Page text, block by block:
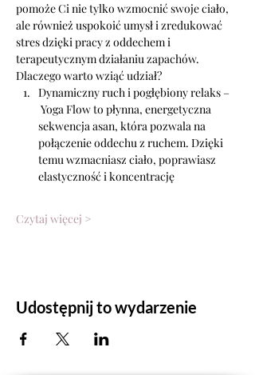
pomoże Ci nie tylko wzmocnić swoje ciało,
ale również uspokoić umysł i zredukować
stres dzięki pracy z oddechem i
terapeutycznym działaniu zapachów.
Dlaczego warto wziąć udział?
Dynamiczny ruch i pogłębiony relaks –
Yoga Flow to płynna, energetyczna
sekwencja asan, która pozwala na
połączenie oddechu z ruchem. Dzięki
temu wzmacniasz ciało, poprawiasz
elastyczność i koncentrację
Czytaj więcej >
Udostępnij to wydarzenie